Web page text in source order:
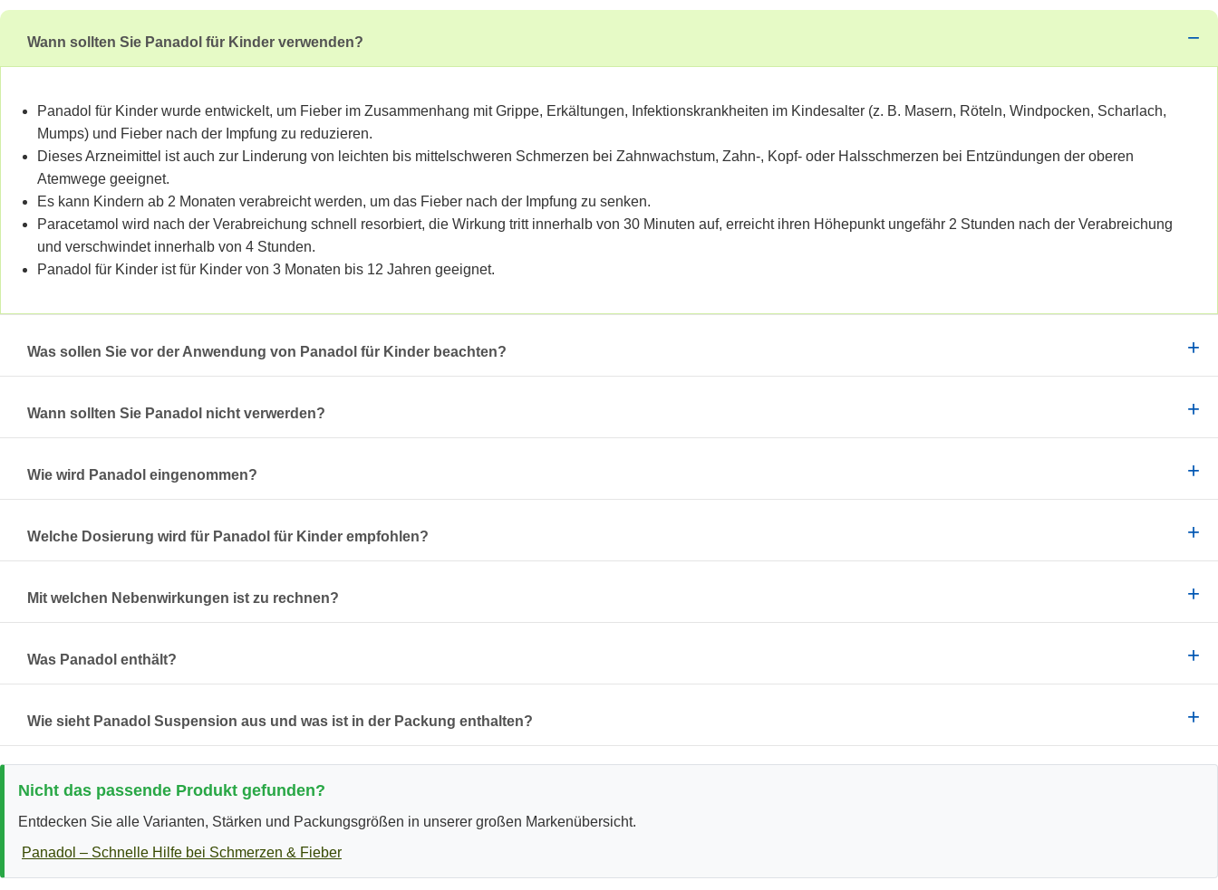
Wann sollten Sie Panadol für Kinder verwenden?
Panadol für Kinder wurde entwickelt, um Fieber im Zusammenhang mit Grippe, Erkältungen, Infektionskrankheiten im Kindesalter (z. B. Masern, Röteln, Windpocken, Scharlach,
Mumps) und Fieber nach der Impfung zu reduzieren.
Dieses Arzneimittel ist auch zur Linderung von leichten bis mittelschweren Schmerzen bei Zahnwachstum, Zahn-, Kopf- oder Halsschmerzen bei Entzündungen der oberen
Atemwege geeignet.
Es kann Kindern ab 2 Monaten verabreicht werden, um das Fieber nach der Impfung zu senken.
Paracetamol wird nach der Verabreichung schnell resorbiert, die Wirkung tritt innerhalb von 30 Minuten auf, erreicht ihren Höhepunkt ungefähr 2 Stunden nach der Verabreichung
und verschwindet innerhalb von 4 Stunden.
Panadol für Kinder ist für Kinder von 3 Monaten bis 12 Jahren geeignet.
Was sollen Sie vor der Anwendung von Panadol für Kinder beachten?
Wann sollten Sie Panadol nicht verwerden?
Wie wird Panadol eingenommen?
Welche Dosierung wird für Panadol für Kinder empfohlen?
Mit welchen Nebenwirkungen ist zu rechnen?
Was Panadol enthält?
Wie sieht Panadol Suspension aus und was ist in der Packung enthalten?
Nicht das passende Produkt gefunden?
Entdecken Sie alle Varianten, Stärken und Packungsgrößen in unserer großen Markenübersicht.
Panadol – Schnelle Hilfe bei Schmerzen & Fieber